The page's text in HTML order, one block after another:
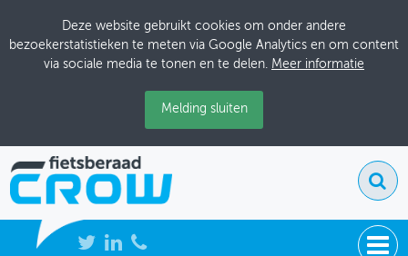
Deze website gebruikt cookies om onder andere
bezoekerstatistieken te meten via Google Analytics en om content
via sociale media te tonen en te delen. Meer informatie
Melding sluiten